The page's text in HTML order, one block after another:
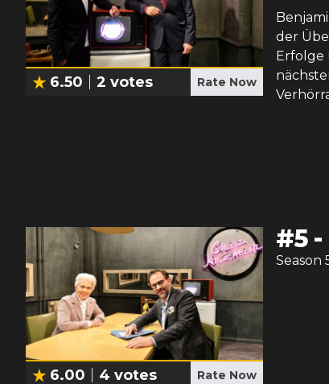
6.50 2 votes Rate Now
der
Erfolge
6.00 4 votes Rate Now
#5-
Season